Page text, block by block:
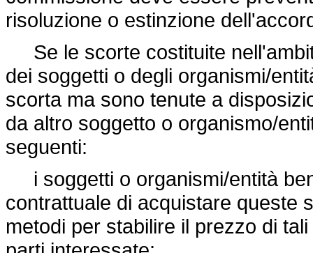
risoluzione o estinzione
Se le scorte costituite
dei soggetti o degli organismi/
scorta ma sono tenute a
da altro soggetto o organismo/
seguenti:
i soggetti o organismi/entità
contrattuale di acquistare queste
metodi per stabilire il prezzo di